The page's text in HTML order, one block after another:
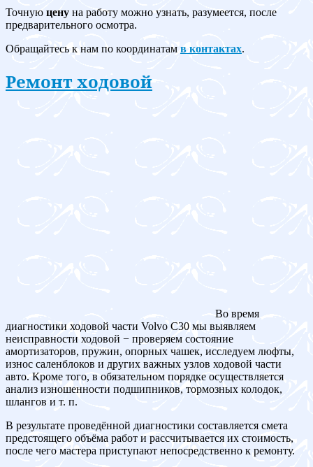
Точную цену на работу можно узнать, разумеется, после
предварительного осмотра.
Обращайтесь к нам по координатам в контактах.
Ремонт ходовой
Во время
диагностики ходовой части Volvo C30 мы выявляем
неисправности ходовой − проверяем состояние
амортизаторов, пружин, опорных чашек, исследуем люфты,
износ саленблоков и других важных узлов ходовой части
авто. Кроме того, в обязательном порядке осуществляется
анализ изношенности подшипников, тормозных колодок,
шлангов и т. п.
В результате проведённой диагностики составляется смета
предстоящего объёма работ и рассчитывается их стоимость,
после чего мастера приступают непосредственно к ремонту.